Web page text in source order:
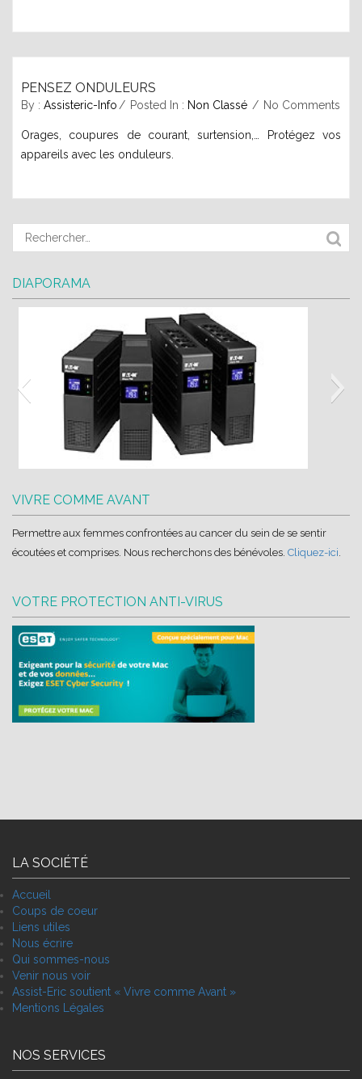
septembre 27, 2015
PENSEZ ONDULEURS
By : Assisteric-Info Posted In : Non Classé No Comments
Orages, coupures de courant, surtension,… Protégez vos
appareils avec les onduleurs.
DIAPORAMA
eset-logo-hd
VIVRE COMME AVANT
Permettre aux femmes confrontées au cancer du sein de se sentir
écoutées et comprises. Nous recherchons des bénévoles. Cliquez-ici.
VOTRE PROTECTION ANTI-VIRUS
LA SOCIÉTÉ
Accueil
Coups de coeur
Liens utiles
Nous écrire
Qui sommes-nous
Venir nous voir
Assist-Eric soutient « Vivre comme Avant »
Mentions Légales
NOS SERVICES